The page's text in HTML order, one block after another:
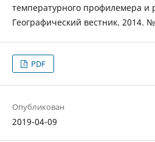
температурного профилемера и
Географический вестник. 2014.
PDF
Опубликован
2019-04-09